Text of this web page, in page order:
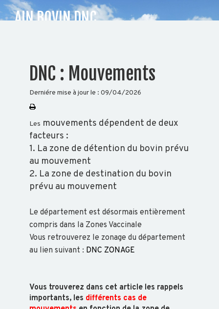
CHOISISSEZ
Auvergne
AIN BOVIN DNC
DNC : Mouvements
Derniére mise à jour le : 09/04/2026
Les mouvements dépendent de deux
facteurs :
1. La zone de détention du bovin prévu
au mouvement
2. La zone de destination du bovin
prévu au mouvement
Le département est désormais entièrement
compris dans la Zones Vaccinale
Vous retrouverez le zonage du département
au lien suivant : DNC ZONAGE
Vous trouverez dans cet article les rappels
importants, les différents cas de